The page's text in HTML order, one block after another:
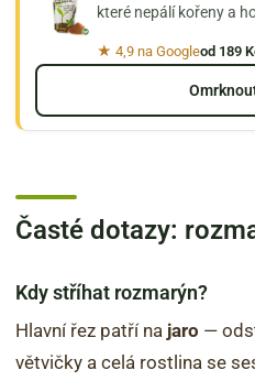
které nepálí kořeny a
★ 4,9 na Googleod 189
Časté dotazy:
Kdy stříhat rozmarýn?
Hlavní řez patří na jaro —
větvičky a celá rostlina se